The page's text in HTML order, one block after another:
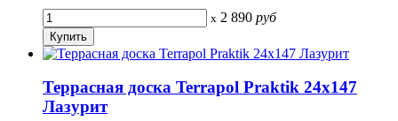
x 2 890 руб
Террасная доска Terrapol Praktik 24х147
Лазурит